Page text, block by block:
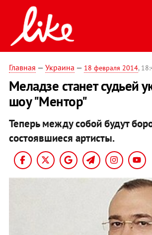
Главная — Украина — 18 февраля 2014,
Меладзе станет судьей
шоу "Ментор"
Теперь между собой будут
состоявшиеся артисты.